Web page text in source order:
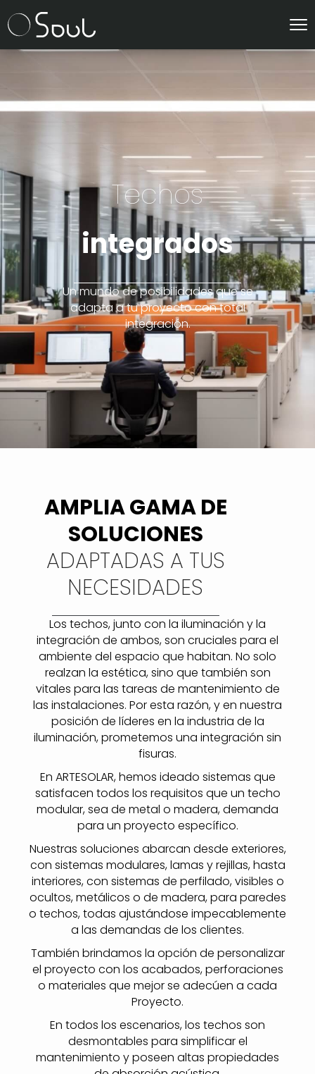
Techos
integrados
Un mundo de posibilidades que se
adapta a tu proyecto con total
integración.
AMPLIA GAMA DE
SOLUCIONES
ADAPTADAS A TUS
NECESIDADES
Los techos, junto con la iluminación y la
integración de ambos, son cruciales para el
ambiente del espacio que habitan. No solo
realzan la estética, sino que también son
vitales para las tareas de mantenimiento de
las instalaciones. Por esta razón, y en nuestra
posición de líderes en la industria de la
iluminación, prometemos una integración sin
fisuras.
En ARTESOLAR, hemos ideado sistemas que
satisfacen todos los requisitos que un techo
modular, sea de metal o madera, demanda
para un proyecto específico.
Nuestras soluciones abarcan desde exteriores,
con sistemas modulares, lamas y rejillas, hasta
interiores, con sistemas de perfilado, visibles o
ocultos, metálicos o de madera, para paredes
o techos, todas ajustándose impecablemente
a las demandas de los clientes.
También brindamos la opción de personalizar
el proyecto con los acabados, perforaciones
o materiales que mejor se adecúen a cada
Proyecto.
En todos los escenarios, los techos son
desmontables para simplificar el
mantenimiento y poseen altas propiedades